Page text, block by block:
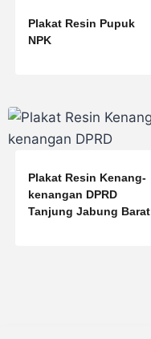
Plakat Resin Pupuk
NPK
Plakat Resin Kenang-
kenangan DPRD
Tanjung Jabung Barat